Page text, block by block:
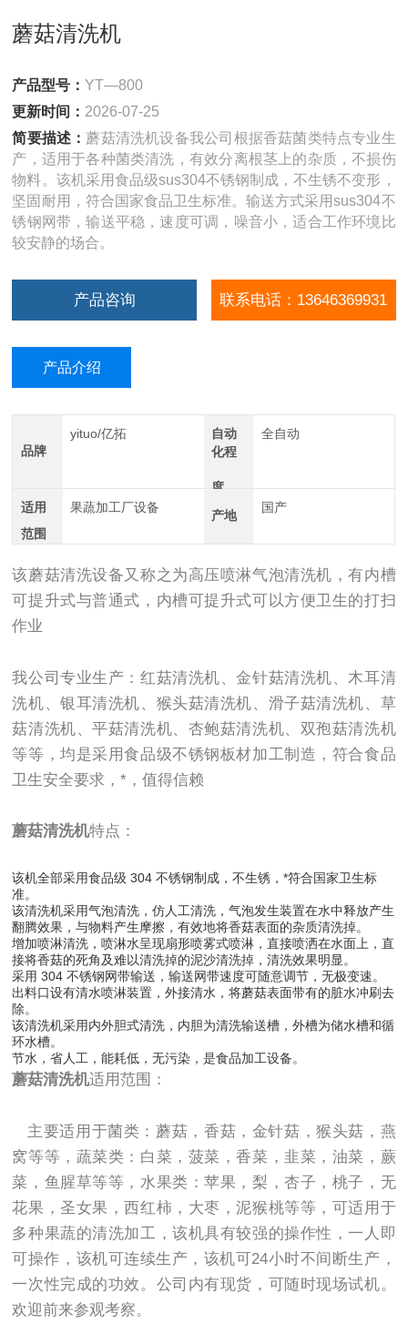
蘑菇清洗机
产品型号：YT—800
更新时间： 2026-07-25
简要描述：蘑菇清洗机设备我公司根据香菇菌类特点专业生
产，适用于各种菌类清洗，有效分离根茎上的杂质，不损伤
物料。该机采用食品级sus304不锈钢制成，不生锈不变形，
坚固耐用，符合国家食品卫生标准。输送方式采用sus304不
锈钢网带，输送平稳，速度可调，噪音小，适合工作环境比
较安静的场合。
产品咨询 联系电话：13646369931
产品介绍
品牌
yituo/亿拓
自动
化程
度
全自动
适用
范围
果蔬加工厂设备
产地
国产
该蘑菇清洗设备又称之为高压喷淋气泡清洗机，有内槽
可提升式与普通式，内槽可提升式可以方便卫生的打扫
作业
我公司专业生产：红菇清洗机、金针菇清洗机、木耳清
洗机、银耳清洗机、猴头菇清洗机、滑子菇清洗机、草
菇清洗机、平菇清洗机、杏鲍菇清洗机、双孢菇清洗机
等等，均是采用食品级不锈钢板材加工制造，符合食品
卫生安全要求，*，值得信赖
蘑菇清洗机特点：
该机全部采用食品级 304 不锈钢制成，不生锈，*符合国家卫生标
准。
该清洗机采用气泡清洗，仿人工清洗，气泡发生装置在水中释放产生
翻腾效果，与物料产生摩擦，有效地将香菇表面的杂质清洗掉。
增加喷淋清洗，喷淋水呈现扇形喷雾式喷淋，直接喷洒在水面上，直
接将香菇的死角及难以清洗掉的泥沙清洗掉，清洗效果明显。
采用 304 不锈钢网带输送，输送网带速度可随意调节，无极变速。
出料口设有清水喷淋装置，外接清水，将蘑菇表面带有的脏水冲刷去
除。
该清洗机采用内外胆式清洗，内胆为清洗输送槽，外槽为储水槽和循
环水槽。
节水，省人工，能耗低，无污染，是食品加工设备。
蘑菇清洗机适用范围：
主要适用于菌类：蘑菇，香菇，金针菇，猴头菇，燕
窝等等，蔬菜类：白菜，菠菜，香菜，韭菜，油菜，蕨
菜，鱼腥草等等，水果类：苹果，梨，杏子，桃子，无
花果，圣女果，西红柿，大枣，泥猴桃等等，可适用于
多种果蔬的清洗加工，该机具有较强的操作性，一人即
可操作，该机可连续生产，该机可24小时不间断生产，
一次性完成的功效。公司内有现货，可随时现场试机。
欢迎前来参观考察。